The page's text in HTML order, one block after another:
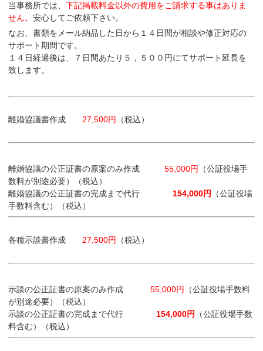
当事務所では、下記掲載料金以外の費用をご請求する事はありま
せん。安心してご依頼下さい。
なお、書類をメール納品した日から１４日間が相談や修正対応の
サポート期間です。
１４日経過後は、７日間あたり５，５００円にてサポート延長を
致します。
離婚協議書作成 27,500円 （税込）
離婚協議の公正証書の原案のみ作成 55,000円
（公証役場手
数料が別途必要）（税込）
離婚協議の公正証書の完成まで代行
154,000円
（公証役場
手数料含む）（税込）
各種示談書作成 27,500円 （税込）
示談の公正証書の原案のみ作成 55,000円
（公証役場手数料
が別途必要）（税込）
示談の公正証書の完成まで代行
154,000円
（公証役場手数
料含む）（税込）